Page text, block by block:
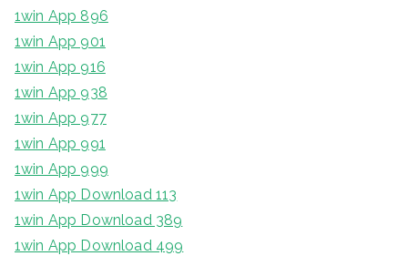
1win App 896
1win App 901
1win App 916
1win App 938
1win App 977
1win App 991
1win App 999
1win App Download 113
1win App Download 389
1win App Download 499